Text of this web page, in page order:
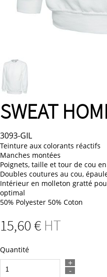
SWEAT
3093-GIL
Teinture aux colorants réactifs
Manches montées
Poignets, taille et tour de cou
Doubles coutures au cou,
Intérieur en molleton gratté
optimal
50% Polyester 50% Coton
15,60€ HT
Quantité
+
-